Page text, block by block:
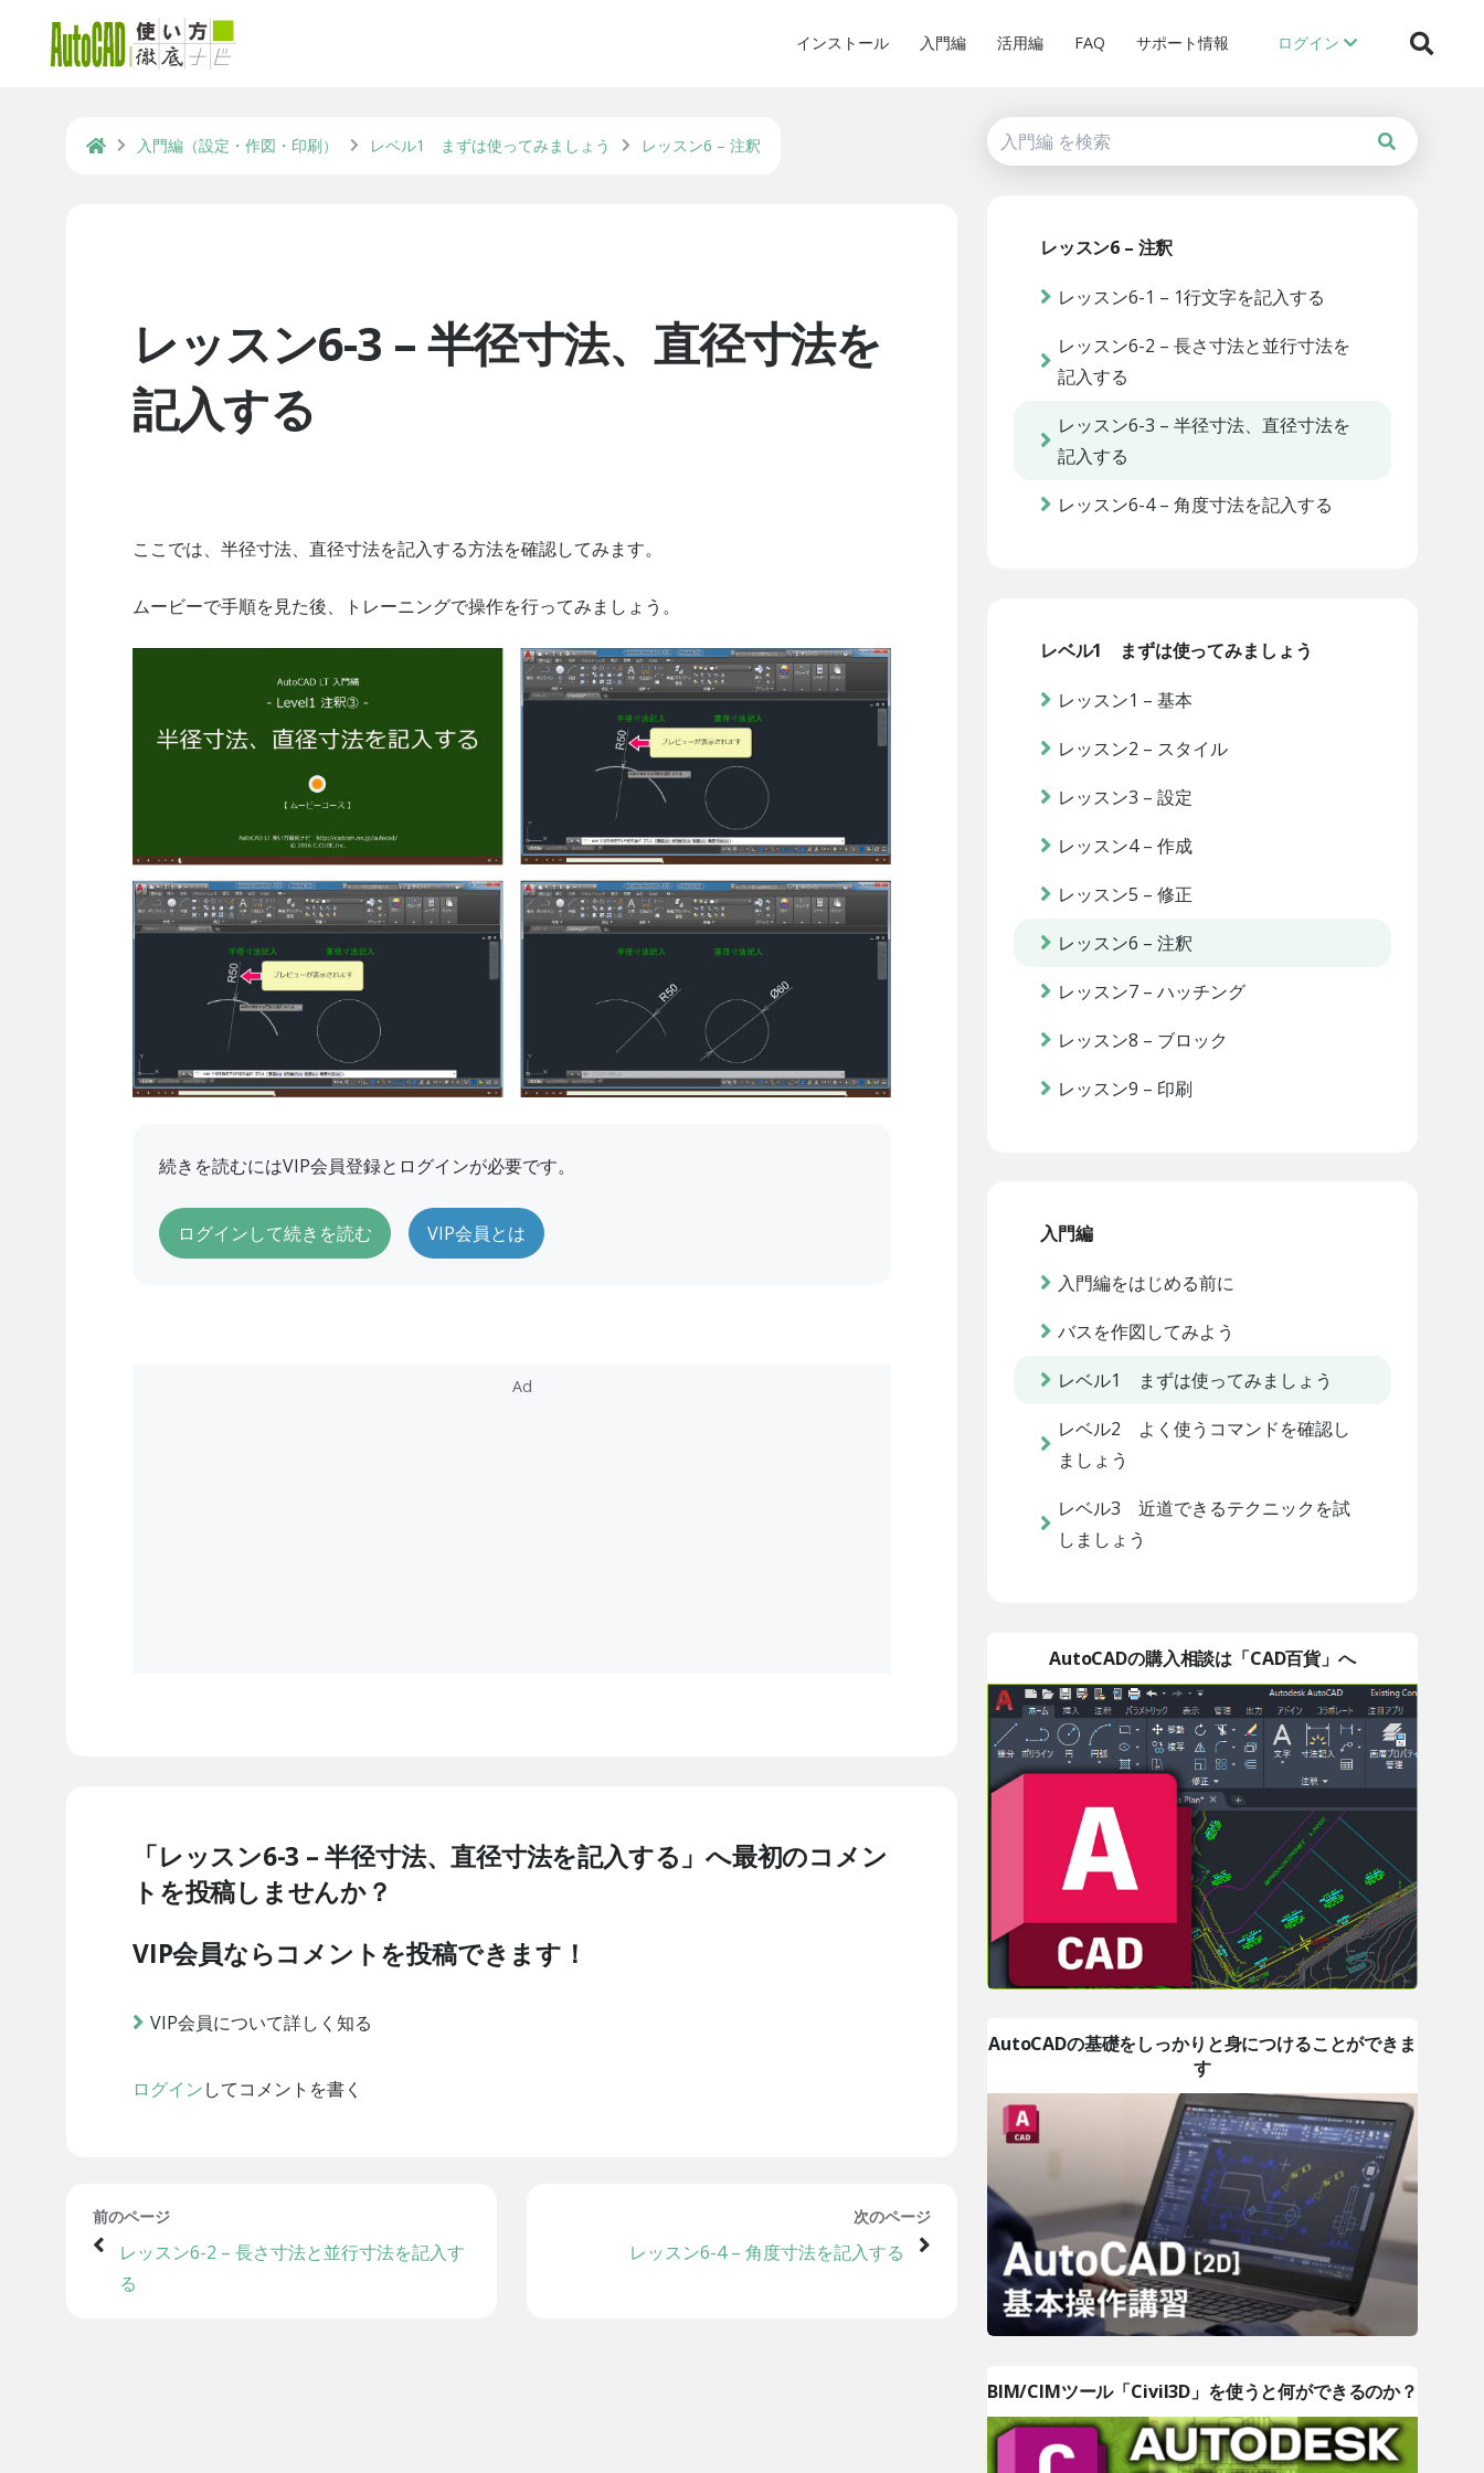
インストール 入門編 活用編 FAQ サポート情報 ログイン
入門編（設定・作図・印刷） レベル1 まずは使ってみましょう レッスン6 – 注釈
レッスン6-3 – 半径寸法、直径寸法を
記入する
ここでは、半径寸法、直径寸法を記入する方法を確認してみます。
ムービーで手順を見た後、トレーニングで操作を行ってみましょう。
続きを読むにはVIP会員登録とログインが必要です。
ログインして続きを読む VIP会員とは
「レッスン6-3 – 半径寸法、直径寸法を記入する」へ最初のコメン
トを投稿しませんか？
VIP会員ならコメントを投稿できます！
VIP会員について詳しく知る
ログインしてコメントを書く
前のページ
レッスン6-2 – 長さ寸法と並行寸法を記入す
る
次のページ
レッスン6-4 – 角度寸法を記入する
レッスン6 – 注釈
レッスン6-1 – 1行文字を記入する
レッスン6-2 – 長さ寸法と並行寸法を
記入する
レッスン6-3 – 半径寸法、直径寸法を
記入する
レッスン6-4 – 角度寸法を記入する
レベル1 まずは使ってみましょう
レッスン1 – 基本
レッスン2 – スタイル
レッスン3 – 設定
レッスン4 – 作成
レッスン5 – 修正
レッスン6 – 注釈
レッスン7 – ハッチング
レッスン8 – ブロック
レッスン9 – 印刷
入門編
入門編をはじめる前に
バスを作図してみよう
レベル1 まずは使ってみましょう
レベル2 よく使うコマンドを確認し
ましょう
レベル3 近道できるテクニックを試
しましょう
AutoCADの購入相談は「CAD百貨」へ
AutoCADの基礎をしっかりと身につけることができま
す
BIM/CIMツール「Civil3D」を使うと何ができるのか？